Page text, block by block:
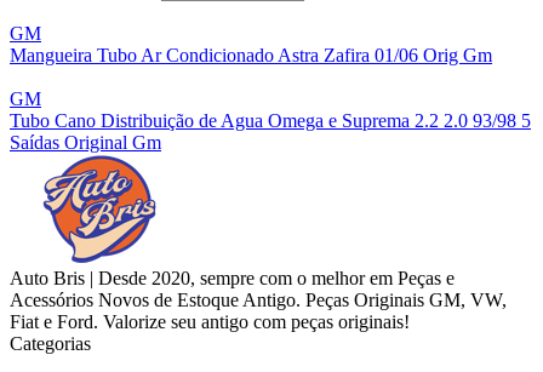
GM
Mangueira Tubo Ar Condicionado Astra Zafira 01/06 Orig Gm
GM
Tubo Cano Distribuição de Agua Omega e Suprema 2.2 2.0 93/98 5
Saídas Original Gm
Auto Bris | Desde 2020, sempre com o melhor em Peças e
Acessórios Novos de Estoque Antigo. Peças Originais GM, VW,
Fiat e Ford. Valorize seu antigo com peças originais!
Categorias